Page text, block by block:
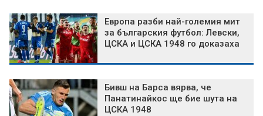
Европа разби най-големия мит
за българския футбол: Левски,
ЦСКА и ЦСКА 1948 го доказаха
Бивш на Барса вярва, че
Панатинайкос ще бие шута на
ЦСКА 1948